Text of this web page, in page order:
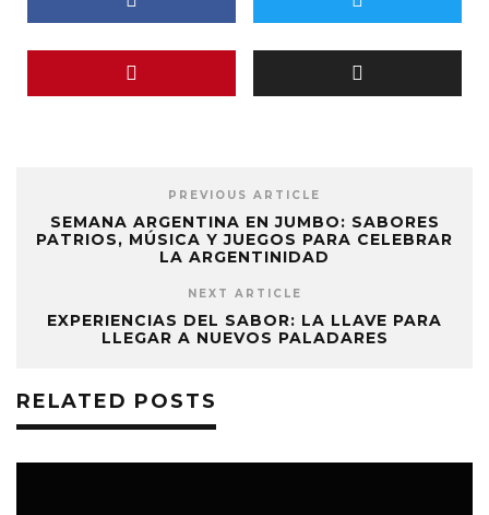
PREVIOUS ARTICLE
SEMANA ARGENTINA EN JUMBO: SABORES
PATRIOS, MÚSICA Y JUEGOS PARA CELEBRAR
LA ARGENTINIDAD
NEXT ARTICLE
EXPERIENCIAS DEL SABOR: LA LLAVE PARA
LLEGAR A NUEVOS PALADARES
RELATED POSTS